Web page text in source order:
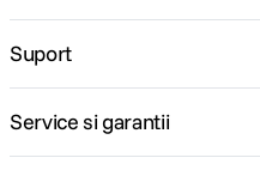
Suport
Service si garantii